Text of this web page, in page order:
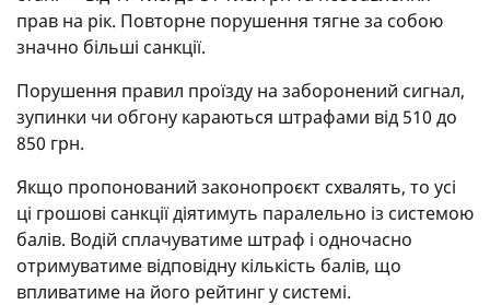
прав на рік. Повторне порушення тягне за собою
значно більші санкції.
Порушення правил проїзду на заборонений сигнал,
зупинки чи обгону караються штрафами від 510 до
850 грн.
Якщо пропонований законопроєкт схвалять, то усі
ці грошові санкції діятимуть паралельно із системою
балів. Водій сплачуватиме штраф і одночасно
отримуватиме відповідну кількість балів, що
впливатиме на його рейтинг у системі.